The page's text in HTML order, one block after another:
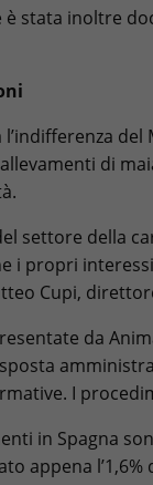
stata inoltre
di
settore della
i propri
Cupi,
da
I
in Spagna
appena